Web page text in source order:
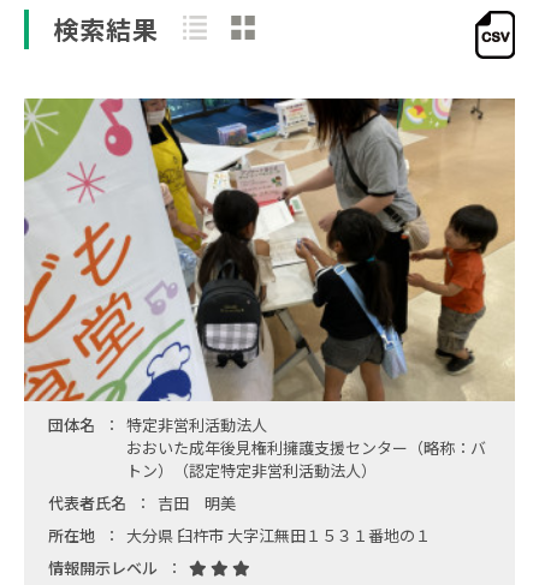
検索結果
団体名
特定非営利活動法人
おおいた成年後見権利擁護支援センター（略称：バ
トン）（認定特定非営利活動法人）
代表者氏名
吉田 明美
所在地
大分県 臼杵市 大字江無田１５３１番地の１
情報開示レベル